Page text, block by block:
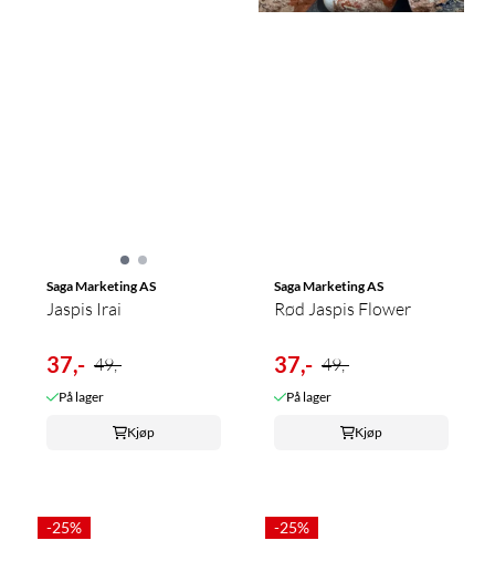
Saga Marketing AS
Jaspis Irai
37,- 49,-
På lager
Kjøp
Saga Marketing AS
Rød Jaspis Flower
37,- 49,-
På lager
Kjøp
-25% -25%